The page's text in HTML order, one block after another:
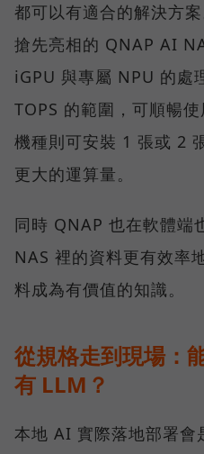
都可以有適合的解決方
搶先亮相的 QNAP AI
iGPU 與專屬 NPU 的處
TOPS 的範圍，可順暢
機種則可安裝 1 張或 2
更大的運算量。
同時 QNAP 也在軟體端
NAS 裡的資料更有效率
料成為有價值的知識。
從規格走到現場：
有 LLM？
本地 AI 實際落地部署會